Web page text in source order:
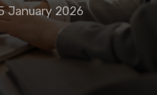
January 2026